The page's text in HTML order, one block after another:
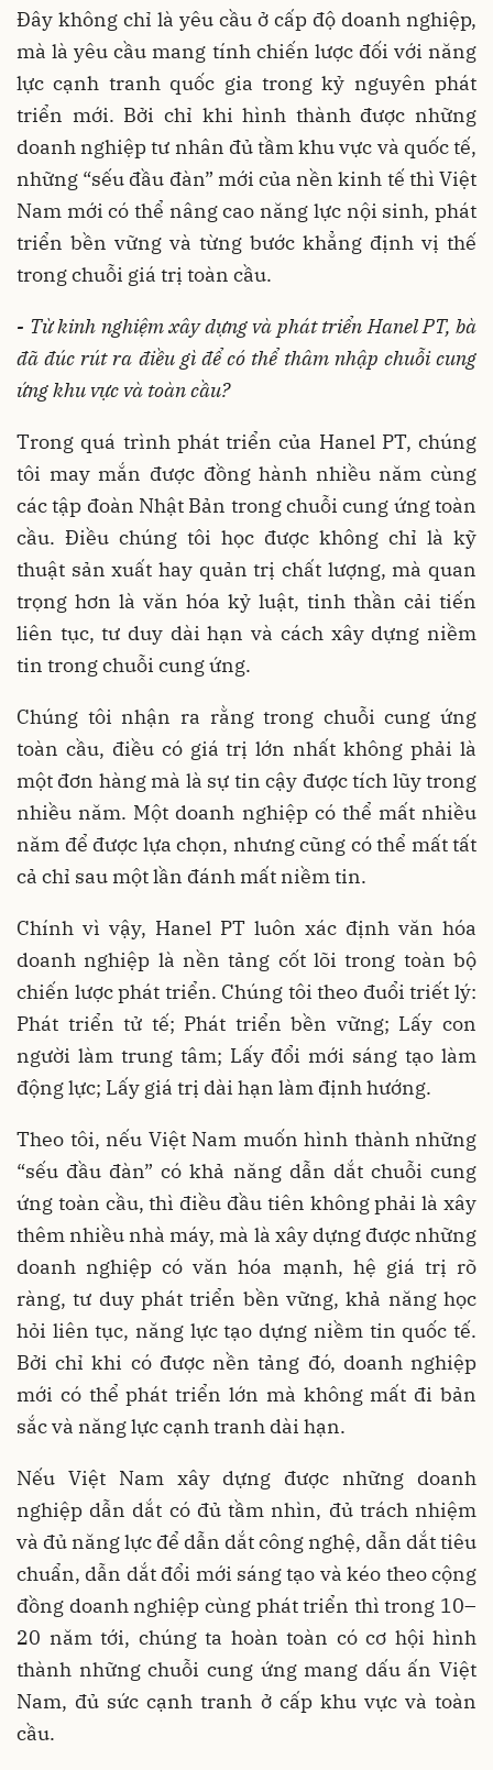
Đây không chỉ là yêu cầu ở cấp độ doanh nghiệp,
mà là yêu cầu mang tính chiến lược đối với năng
lực cạnh tranh quốc gia trong kỷ nguyên phát
triển mới. Bởi chỉ khi hình thành được những
doanh nghiệp tư nhân đủ tầm khu vực và quốc tế,
những “sếu đầu đàn” mới của nền kinh tế thì Việt
Nam mới có thể nâng cao năng lực nội sinh, phát
triển bền vững và từng bước khẳng định vị thế
trong chuỗi giá trị toàn cầu.
- Từ kinh nghiệm xây dựng và phát triển Hanel PT, bà
đã đúc rút ra điều gì để có thể thâm nhập chuỗi cung
ứng khu vực và toàn cầu?
Trong quá trình phát triển của Hanel PT, chúng
tôi may mắn được đồng hành nhiều năm cùng
các tập đoàn Nhật Bản trong chuỗi cung ứng toàn
cầu. Điều chúng tôi học được không chỉ là kỹ
thuật sản xuất hay quản trị chất lượng, mà quan
trọng hơn là văn hóa kỷ luật, tinh thần cải tiến
liên tục, tư duy dài hạn và cách xây dựng niềm
tin trong chuỗi cung ứng.
Chúng tôi nhận ra rằng trong chuỗi cung ứng
toàn cầu, điều có giá trị lớn nhất không phải là
một đơn hàng mà là sự tin cậy được tích lũy trong
nhiều năm. Một doanh nghiệp có thể mất nhiều
năm để được lựa chọn, nhưng cũng có thể mất tất
cả chỉ sau một lần đánh mất niềm tin.
Chính vì vậy, Hanel PT luôn xác định văn hóa
doanh nghiệp là nền tảng cốt lõi trong toàn bộ
chiến lược phát triển. Chúng tôi theo đuổi triết lý:
Phát triển tử tế; Phát triển bền vững; Lấy con
người làm trung tâm; Lấy đổi mới sáng tạo làm
động lực; Lấy giá trị dài hạn làm định hướng.
Theo tôi, nếu Việt Nam muốn hình thành những
“sếu đầu đàn” có khả năng dẫn dắt chuỗi cung
ứng toàn cầu, thì điều đầu tiên không phải là xây
thêm nhiều nhà máy, mà là xây dựng được những
doanh nghiệp có văn hóa mạnh, hệ giá trị rõ
ràng, tư duy phát triển bền vững, khả năng học
hỏi liên tục, năng lực tạo dựng niềm tin quốc tế.
Bởi chỉ khi có được nền tảng đó, doanh nghiệp
mới có thể phát triển lớn mà không mất đi bản
sắc và năng lực cạnh tranh dài hạn.
Nếu Việt Nam xây dựng được những doanh
nghiệp dẫn dắt có đủ tầm nhìn, đủ trách nhiệm
và đủ năng lực để dẫn dắt công nghệ, dẫn dắt tiêu
chuẩn, dẫn dắt đổi mới sáng tạo và kéo theo cộng
đồng doanh nghiệp cùng phát triển thì trong 10–
20 năm tới, chúng ta hoàn toàn có cơ hội hình
thành những chuỗi cung ứng mang dấu ấn Việt
Nam, đủ sức cạnh tranh ở cấp khu vực và toàn
cầu.